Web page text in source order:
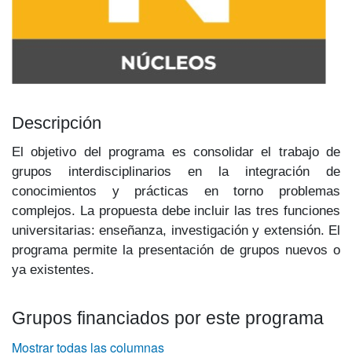
Descripción
El objetivo del programa es consolidar el trabajo de
grupos interdisciplinarios en la integración de
conocimientos y prácticas en torno problemas
complejos. La propuesta debe incluir las tres funciones
universitarias: enseñanza, investigación y extensión. El
programa permite la presentación de grupos nue­vos o
ya existentes.
Grupos financiados por este programa
Mostrar todas las columnas